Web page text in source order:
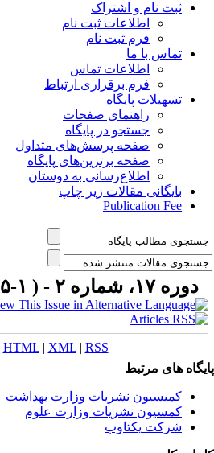
ثبت نام و اشتراک
اطلاعات ثبت نام
فرم ثبت نام
تماس با ما
اطلاعات تماس
فرم برقراری ارتباط
تسهیلات پایگاه
راهنمای صفحات
جستجو در پایگاه
صفحه پرسش‌های متداول
صفحه برترین‌های پایگاه
اطلاع‌رسانی به دوستان
بایگانی مقالات زیر چاپ
Publication Fee
دوره ۱۷، شماره ۲ - ( ۱-۱۴۰۵ )
HTML |XML|RSS
های مرتبط
کمیسیون نشریات وزارت بهداشت
کمسیون نشریات وزارت علوم
شرکت یکتاوب